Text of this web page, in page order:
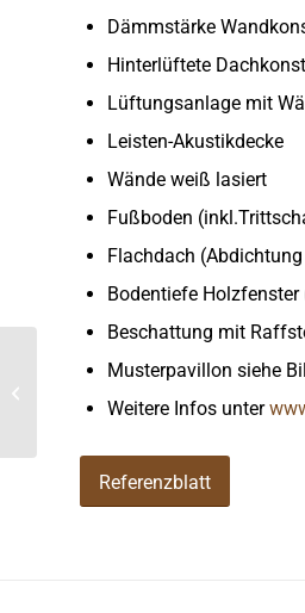
Dämmstärke
Hinterlüftete
Lüftungsanlage mit
Leisten-Akustikdecke
Wände weiß lasiert
Fußboden
Flachdach
Bodentiefe
Beschattung mit
Musterpavillon siehe
Weitere Infos unter
Referenzblatt